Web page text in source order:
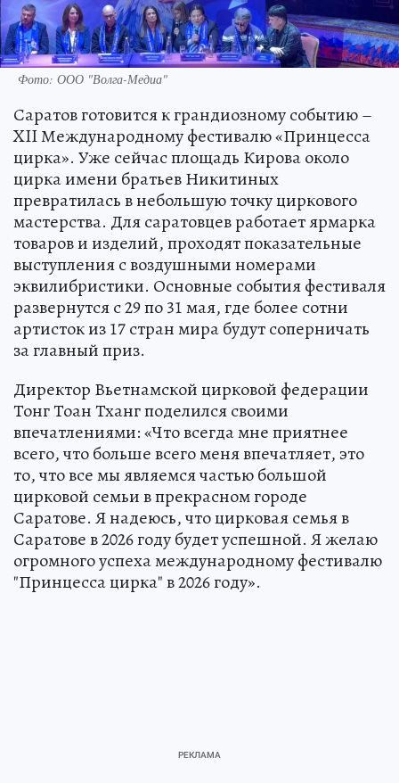
Саратов готовится к грандиозному событию –
XII Международному фестивалю «Принцесса
цирка». Уже сейчас площадь Кирова около
цирка имени братьев Никитиных
превратилась в небольшую точку циркового
мастерства. Для саратовцев работает ярмарка
товаров и изделий, проходят показательные
выступления с воздушными номерами
эквилибристики. Основные события фестиваля
развернутся с 29 по 31 мая, где более сотни
артисток из 17 стран мира будут соперничать
за главный приз.
Директор Вьетнамской цирковой федерации
Тонг Тоан Тханг поделился своими
впечатлениями: «Что всегда мне приятнее
всего, что больше всего меня впечатляет, это
то, что все мы являемся частью большой
цирковой семьи в прекрасном городе
Саратове. Я надеюсь, что цирковая семья в
Саратове в 2026 году будет успешной. Я желаю
огромного успеха международному фестивалю
"Принцесса цирка" в 2026 году».